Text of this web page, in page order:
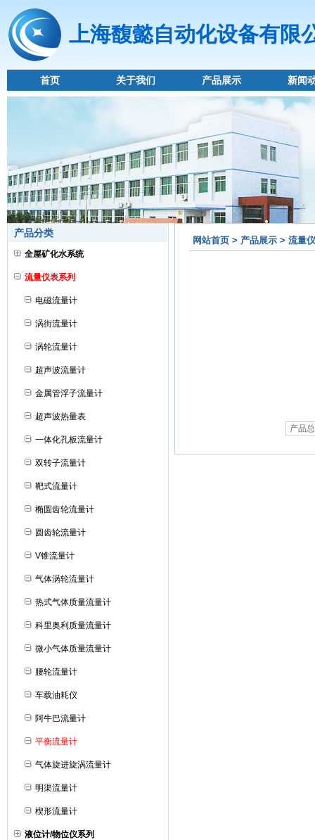
上海馥懿自动化设备有限
首页 关于我们 产品展示 新闻
产品分类
全屋矿化水系统
流量仪表系列
电磁流量计
涡街流量计
涡轮流量计
超声波流量计
金属管浮子流量计
超声波热量表
一体化孔板流量计
双转子流量计
靶式流量计
椭圆齿轮流量计
圆齿轮流量计
V锥流量计
气体涡轮流量计
热式气体质量流量计
科里奥利质量流量计
微小气体质量流量计
腰轮流量计
车载油耗仪
阿牛巴流量计
平衡流量计
气体旋进旋涡流量计
明渠流量计
楔形流量计
液位计/物位仪系列
网站首页 > 产品展示 > 流量
产品